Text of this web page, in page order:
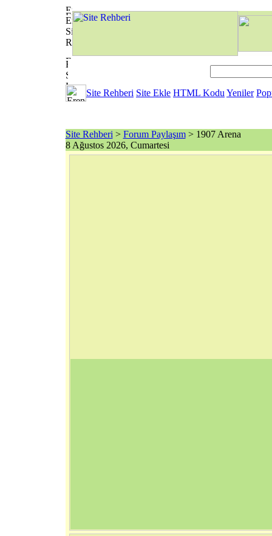
Site Rehberi Site Ekle HTML Kodu Yeniler
Site Rehberi > Forum Paylaşım> 1907 Arena
8 Ağustos 2026, Cumartesi